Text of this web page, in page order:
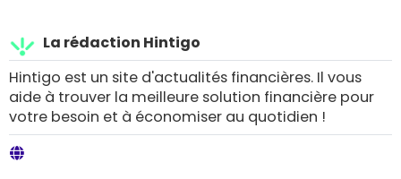
La rédaction Hintigo
Hintigo est un site d'actualités financières. Il vous
aide à trouver la meilleure solution financière pour
votre besoin et à économiser au quotidien !